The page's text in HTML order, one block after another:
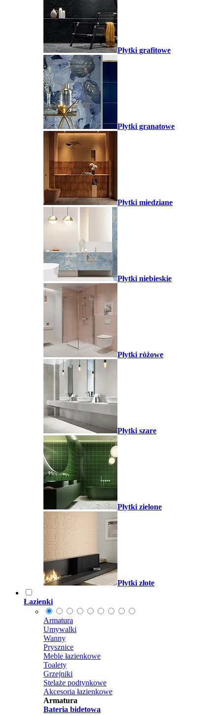
Płytki grafitowe
Płytki granatowe
Płytki miedziane
Płytki niebieskie
Płytki różowe
Płytki szare
Płytki zielone
Płytki złote
Łazienki
Armatura
Umywalki
Wanny
Prysznice
Meble łazienkowe
Toalety
Grzejniki
Stelaże podtynkowe
Akcesoria łazienkowe
Armatura
Bateria bidetowa